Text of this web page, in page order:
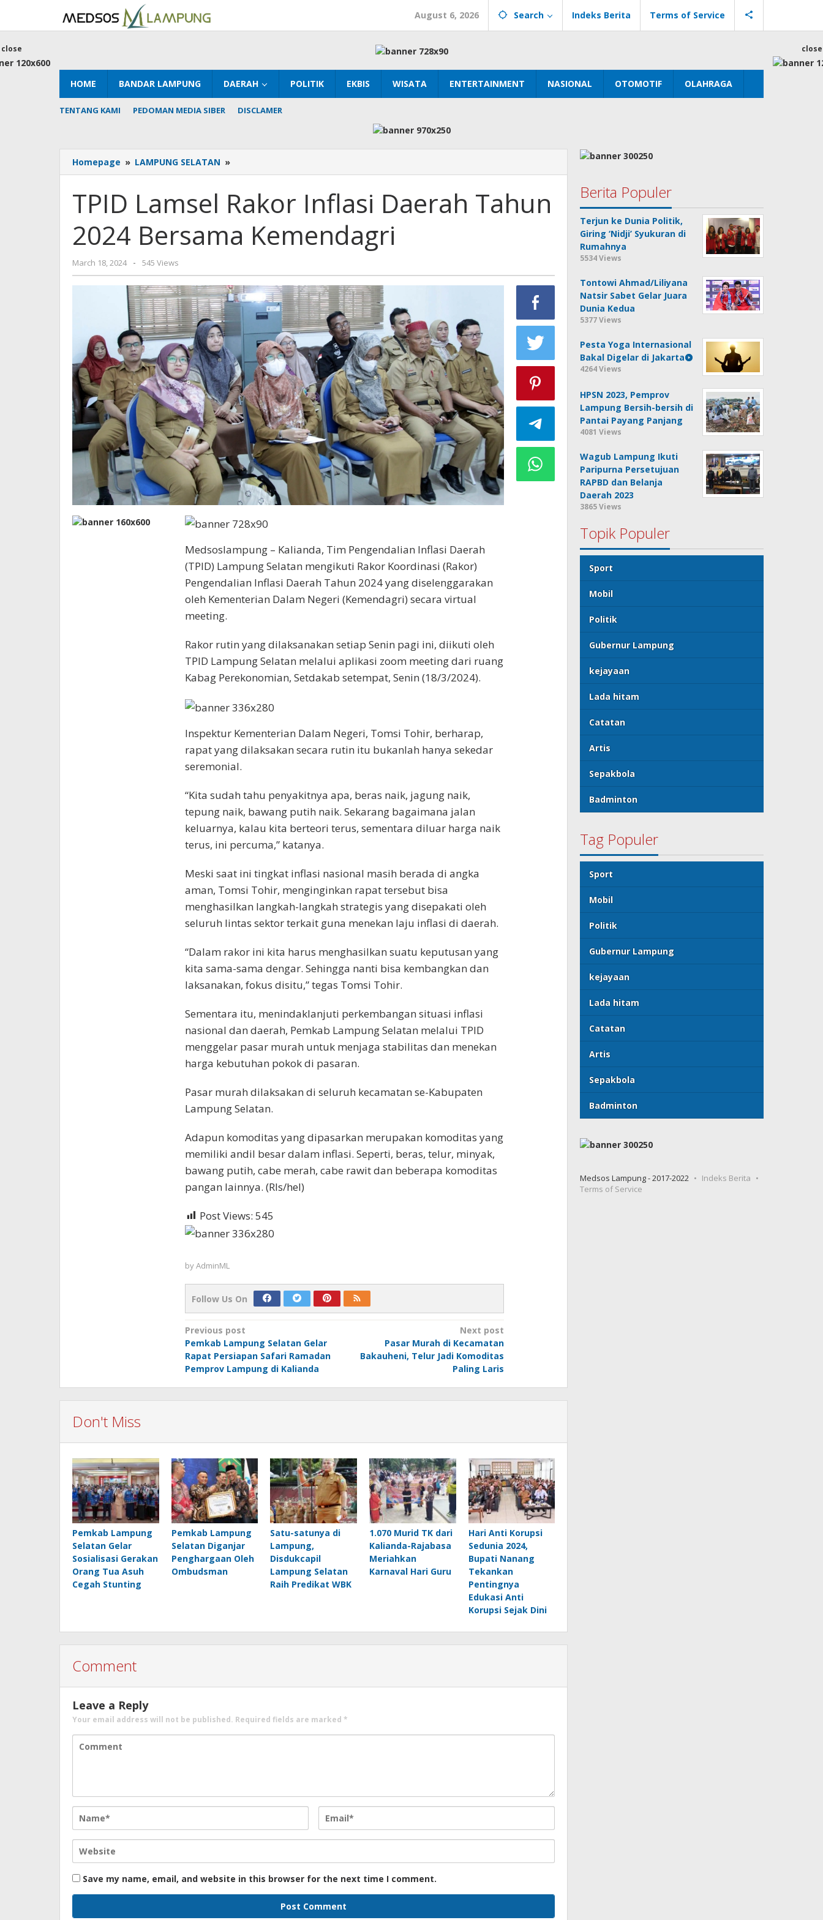
content
August 6, 2026 Search Indeks Berita Terms of Service
HOME BANDAR LAMPUNG DAERAH POLITIK EKBIS WISATA ENTERTAINMENT NASIONAL OTOMOTIF OLAHRAGA
TENTANG KAMI PEDOMAN MEDIA SIBER DISCLAMER
close close
Homepage » LAMPUNG SELATAN »
Lamsel
Inflasi
Daerah
Tahun
2024
TPID Lamsel Rakor Inflasi Daerah Tahun
2024 Bersama Kemendagri
March 18, 2024
by
AdminML
- 545 Views
Medsoslampung – Kalianda, Tim Pengendalian Inflasi Daerah
(TPID) Lampung Selatan mengikuti Rakor Koordinasi (Rakor)
Pengendalian Inflasi Daerah Tahun 2024 yang diselenggarakan
oleh Kementerian Dalam Negeri (Kemendagri) secara virtual
meeting.
Rakor rutin yang dilaksanakan setiap Senin pagi ini, diikuti oleh
TPID Lampung Selatan melalui aplikasi zoom meeting dari ruang
Kabag Perekonomian, Setdakab setempat, Senin (18/3/2024).
Inspektur Kementerian Dalam Negeri, Tomsi Tohir, berharap,
rapat yang dilaksakan secara rutin itu bukanlah hanya sekedar
seremonial.
“Kita sudah tahu penyakitnya apa, beras naik, jagung naik,
tepung naik, bawang putih naik. Sekarang bagaimana jalan
keluarnya, kalau kita berteori terus, sementara diluar harga naik
terus, ini percuma,” katanya.
Meski saat ini tingkat inflasi nasional masih berada di angka
aman, Tomsi Tohir, menginginkan rapat tersebut bisa
menghasilkan langkah-langkah strategis yang disepakati oleh
seluruh lintas sektor terkait guna menekan laju inflasi di daerah.
“Dalam rakor ini kita harus menghasilkan suatu keputusan yang
kita sama-sama dengar. Sehingga nanti bisa kembangkan dan
laksanakan, fokus disitu,” tegas Tomsi Tohir.
Sementara itu, menindaklanjuti perkembangan situasi inflasi
nasional dan daerah, Pemkab Lampung Selatan melalui TPID
menggelar pasar murah untuk menjaga stabilitas dan menekan
harga kebutuhan pokok di pasaran.
Pasar murah dilaksakan di seluruh kecamatan se-Kabupaten
Lampung Selatan.
Adapun komoditas yang dipasarkan merupakan komoditas yang
memiliki andil besar dalam inflasi. Seperti, beras, telur, minyak,
bawang putih, cabe merah, cabe rawit dan beberapa komoditas
pangan lainnya. (Rls/hel)
Post Views: 545
byAdminML
Follow Us On
Post
navigation
Previous post
Pemkab Lampung Selatan Gelar
Rapat Persiapan Safari Ramadan
Pemprov Lampung di Kalianda
Next post
Pasar Murah di Kecamatan
Bakauheni, Telur Jadi Komoditas
Paling Laris
Don't Miss
Pemkab Lampung
Selatan Gelar
Sosialisasi Gerakan
Orang Tua Asuh
Cegah Stunting
Pemkab Lampung
Selatan Diganjar
Penghargaan Oleh
Ombudsman
Satu-satunya di
Lampung,
Disdukcapil
Lampung Selatan
Raih Predikat WBK
1.070 Murid TK dari
Kalianda-Rajabasa
Meriahkan
Karnaval Hari Guru
Hari Anti Korupsi
Sedunia 2024,
Bupati Nanang
Tekankan
Pentingnya
Edukasi Anti
Korupsi Sejak Dini
Comment
Leave a Reply
Your email address will not be published. Required fields are marked *
Save my name, email, and website in this browser for the next time I comment.
Berita Populer
Terjun ke Dunia Politik,
Giring ‘Nidji’ Syukuran di
Rumahnya
5534 Views
Tontowi Ahmad/Liliyana
Natsir Sabet Gelar Juara
Dunia Kedua
5377 Views
Pesta Yoga Internasional
Bakal Digelar di Jakarta
4264 Views
HPSN 2023, Pemprov
Lampung Bersih-bersih di
Pantai Payang Panjang
4081 Views
Wagub Lampung Ikuti
Paripurna Persetujuan
RAPBD dan Belanja
Daerah 2023
3865 Views
Topik Populer
Sport
Mobil
Politik
Gubernur Lampung
kejayaan
Lada hitam
Catatan
Artis
Sepakbola
Badminton
Tag Populer
Sport
Mobil
Politik
Gubernur Lampung
kejayaan
Lada hitam
Catatan
Artis
Sepakbola
Badminton
Medsos Lampung - 2017-2022
Indeks Berita
Terms of Service